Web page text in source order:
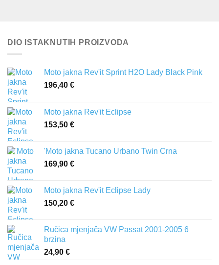
DIO ISTAKNUTIH PROIZVODA
Moto jakna Rev'it Sprint H2O Lady Black Pink
196,40 €
Moto jakna Rev'it Eclipse
153,50 €
'Moto jakna Tucano Urbano Twin Crna
169,90 €
Moto jakna Rev'it Eclipse Lady
150,20 €
Ručica mjenjača VW Passat 2001-2005 6
brzina
24,90 €